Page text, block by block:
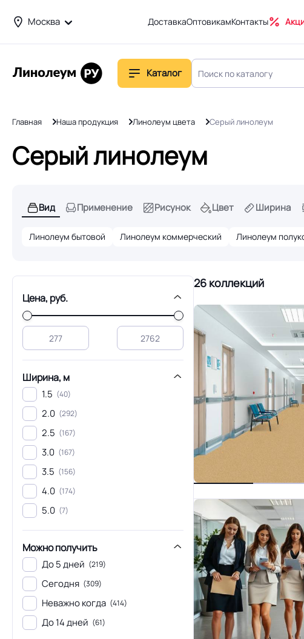
Москва ДоставкаОптовикамКонтакты
Каталог
Главная Наша продукция Линолеум цвета Серый линолеум
Серый линолеум
Вид Применение Рисунок Цвет Ширина
Линолеум бытовой Линолеум коммерческий Линолеум
Линолеум электростатический
Линолеум сценический
Цена, руб.
Ширина, м
1.5 (40)
2.0 (292)
2.5 (167)
3.0 (167)
3.5 (156)
4.0 (174)
5.0 (7)
Можно получить
До 5 дней (219)
Сегодня (309)
Неважно когда (414)
До 14 дней (61)
26 коллекций